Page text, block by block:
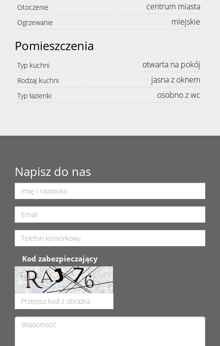
Otoczenie centrum miasta
Ogrzewanie miejskie
Pomieszczenia
Typ kuchni otwarta na pokój
Rodzaj kuchni jasna z oknem
Typ łazienki osobno z wc
Napisz do nas
Kod zabezpieczający